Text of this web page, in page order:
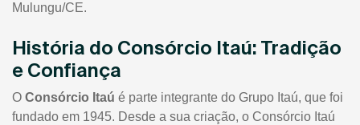
Mulungu/CE.
História do Consórcio Itaú: Tradição
e Confiança
O Consórcio Itaú é parte integrante do Grupo Itaú, que foi
fundado em 1945. Desde a sua criação, o Consórcio Itaú